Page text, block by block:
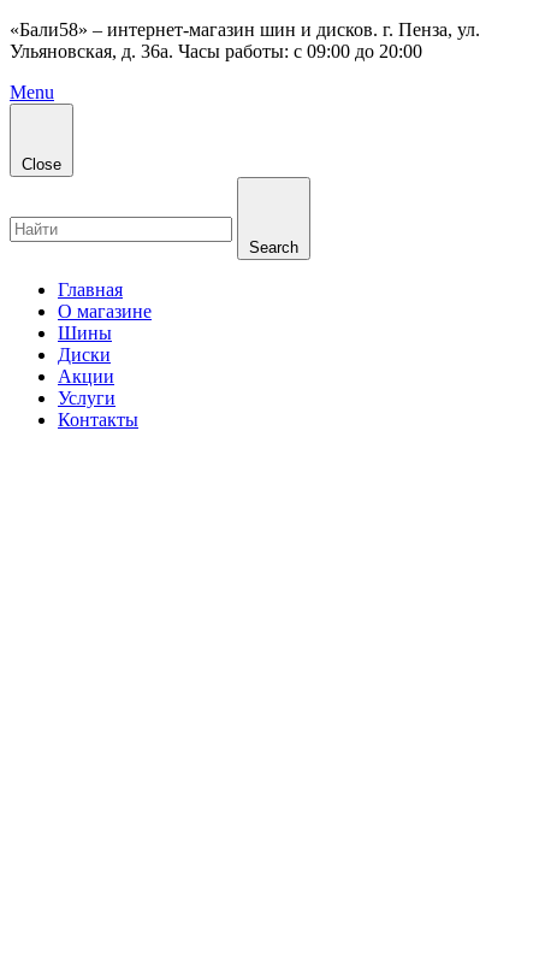
«Бали58» – интернет-магазин шин и дисков. г. Пенза, ул.
Ульяновская, д. 36а. Часы работы: с 09:00 до 20:00
Menu
Close
Search
Главная
О магазине
Шины
Диски
Акции
Услуги
Контакты